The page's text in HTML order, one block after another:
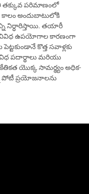
తక్కువ పరిమాణంలో
అందుబాటులోకి
నిర్ధారిస్తాయి. తయారీ
వివిధ ఉపయోగాల కారణంగా
కొత్త సవాళ్లకు
పదార్థాలు మరియు
యొక్క సామర్థ్యం అధిక-
పోటీ ప్రయోజనాలను